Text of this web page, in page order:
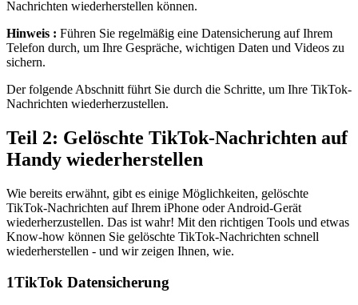
Nachrichten wiederherstellen können.
Hinweis : Führen Sie regelmäßig eine Datensicherung auf Ihrem
Telefon durch, um Ihre Gespräche, wichtigen Daten und Videos zu
sichern.
Der folgende Abschnitt führt Sie durch die Schritte, um Ihre TikTok-
Nachrichten wiederherzustellen.
Teil 2: Gelöschte TikTok-Nachrichten auf
Handy wiederherstellen
Wie bereits erwähnt, gibt es einige Möglichkeiten, gelöschte
TikTok-Nachrichten auf Ihrem iPhone oder Android-Gerät
wiederherzustellen. Das ist wahr! Mit den richtigen Tools und etwas
Know-how können Sie gelöschte TikTok-Nachrichten schnell
wiederherstellen - und wir zeigen Ihnen, wie.
1TikTok Datensicherung